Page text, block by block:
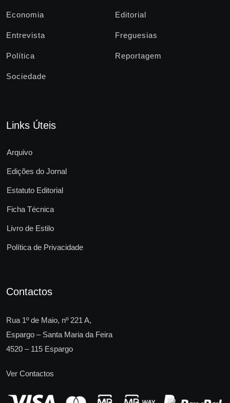
Economia Editorial
Entrevista Freguesias
Política Reportagem
Sociedade
Links Úteis
Arquivo
Edições do Jornal
Estatuto Editorial
Ficha Técnica
Livro de Estilo
Política de Privacidade
Contactos
Rua 1º de Maio, nº 221 A,
Espargo – Santa Maria da Feira
4520 – 115 Espargo
Ver Contactos